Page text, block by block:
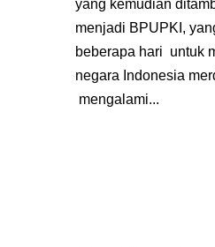
yang kemudian
menjadi BPUPKI,
beberapa hari untuk
negara Indonesia
mengalami...